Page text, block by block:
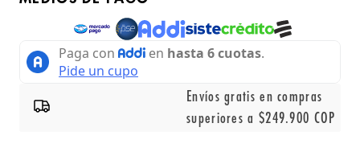
Envíos gratis en compras
superiores a $249.900 COP